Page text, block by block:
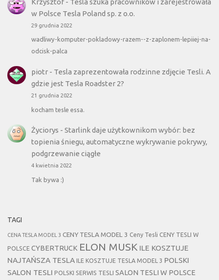
w Polsce Tesla Poland sp. z o.o.
29 grudnia 2022
wadliwy-komputer-pokladowy-razem--z-zaplonem-lepiiej-na-
odcisk-palca
piotr- Tesla zaprezentowała rodzinne zdjęcie Tesli. A
gdzie jest Tesla Roadster 2?
21 grudnia 2022
kocham tesle essa.
Życiorys - Starlink daje użytkownikom wybór: bez
topienia śniegu, automatyczne wykrywanie pokrywy,
podgrzewanie ciągłe
4 kwietnia 2022
Tak bywa :)
TAGI
CENA TESLA MODEL 3 CENY TESLA MODEL 3 Ceny Tesli CENY TESLI W
POLSCE CYBERTRUCK ELON MUSK ILE KOSZTUJE
NAJTAŃSZA TESLA ILE KOSZTUJE TESLA MODEL 3 POLSKI
SALON TESLI POLSKI SERWIS TESLI SALON TESLI W POLSCE